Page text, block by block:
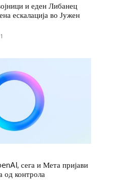
и еден Либанец
ескалација во Јужен
сега и Мета пријави
од контрола